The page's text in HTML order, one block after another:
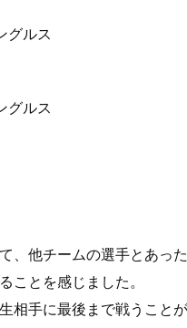
グルス
グルス
、他チームの選手とあっ
ことを感じました。
相手に最後まで戦うこと